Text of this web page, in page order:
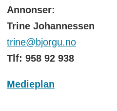
Annonser:
Trine Johannessen
trine@bjorgu.no
Tlf: 958 92 938
Medieplan